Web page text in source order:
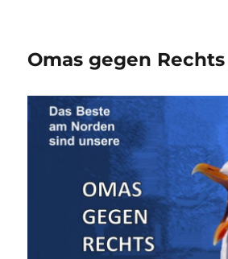
Omas gegen